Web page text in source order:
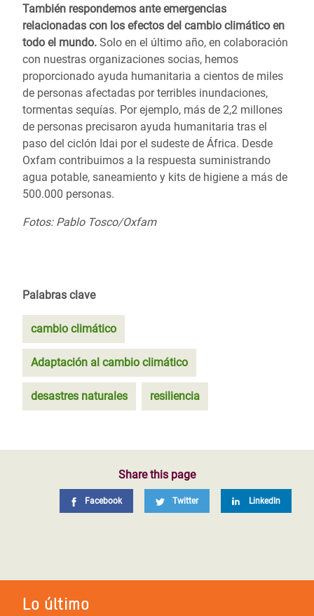
También respondemos ante emergencias
relacionadas con los efectos del cambio climático en
todo el mundo. Solo en el último año, en colaboración
con nuestras organizaciones socias, hemos
proporcionado ayuda humanitaria a cientos de miles
de personas afectadas por terribles inundaciones,
tormentas sequías. Por ejemplo, más de 2,2 millones
de personas precisaron ayuda humanitaria tras el
paso del ciclón Idai por el sudeste de África. Desde
Oxfam contribuimos a la respuesta suministrando
agua potable, saneamiento y kits de higiene a más de
500.000 personas.
Fotos: Pablo Tosco/Oxfam
Palabras clave
cambio climático
Adaptación al cambio climático
desastres naturales resiliencia
Share this page
Facebook Twitter LinkedIn
Lo último